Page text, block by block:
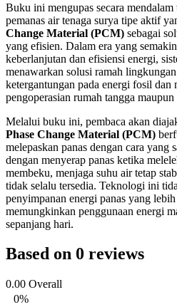
Buku ini mengupas secara
pemanas air tenaga surya tipe aktif
Change Material (PCM) sebagai
yang efisien. Dalam era yang
keberlanjutan dan efisiensi energi,
menawarkan solusi ramah
ketergantungan pada energi fosil dan
pengoperasian rumah tangga
Melalui buku ini, pembaca akan
Phase Change Material (PCM)
melepaskan panas dengan cara yang
dengan menyerap panas ketika
membeku, menjaga suhu air tetap
tidak selalu tersedia. Teknologi ini
penyimpanan energi panas yang
memungkinkan penggunaan energi
sepanjang hari.
Based on 0 reviews
0.00 Overall
0%